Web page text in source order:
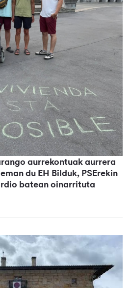
aurrekontuak aurrera
du EH Bilduk, PSErekin
batean oinarrituta